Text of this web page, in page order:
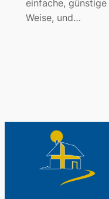
einfache,
Weise, und…